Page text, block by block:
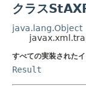
クラス
java.lang.Object
すべての実装された
Result